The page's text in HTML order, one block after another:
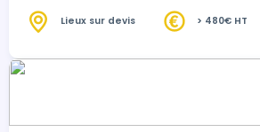
parentalité en construction. Cette formation
en tant qu’expérience émotionnelle et
sensorielle partagée entre le bébé et
Lieux sur devis > 480€ HT